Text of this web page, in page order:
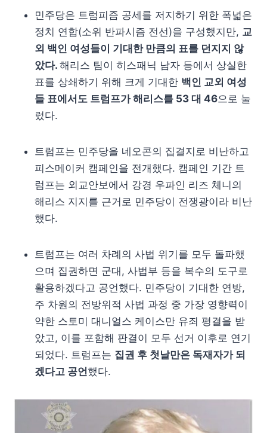
민주당은 트럼피즘 공세를 저지하기 위한 폭넓은
정치 연합(소위 반파시즘 전선)을 구성했지만, 교
외 백인 여성들이 기대한 만큼의 표를 던지지 않
았다. 해리스 팀이 히스패닉 남자 등에서 상실한
표를 상쇄하기 위해 크게 기대한 백인 교외 여성
들 표에서도 트럼프가 해리스를 53 대 46으로 눌
렀다.
트럼프는 민주당을 네오콘의 집결지로 비난하고
피스메이커 캠페인을 전개했다. 캠페인 기간 트
럼프는 외교안보에서 강경 우파인 리즈 체니의
해리스 지지를 근거로 민주당이 전쟁광이라 비난
했다.
트럼프는 여러 차례의 사법 위기를 모두 돌파했
으며 집권하면 군대, 사법부 등을 복수의 도구로
활용하겠다고 공언했다. 민주당이 기대한 연방,
주 차원의 전방위적 사법 과정 중 가장 영향력이
약한 스토미 대니얼스 케이스만 유죄 평결을 받
았고, 이를 포함해 판결이 모두 선거 이후로 연기
되었다. 트럼프는 집권 후 첫날만은 독재자가 되
겠다고 공언했다.